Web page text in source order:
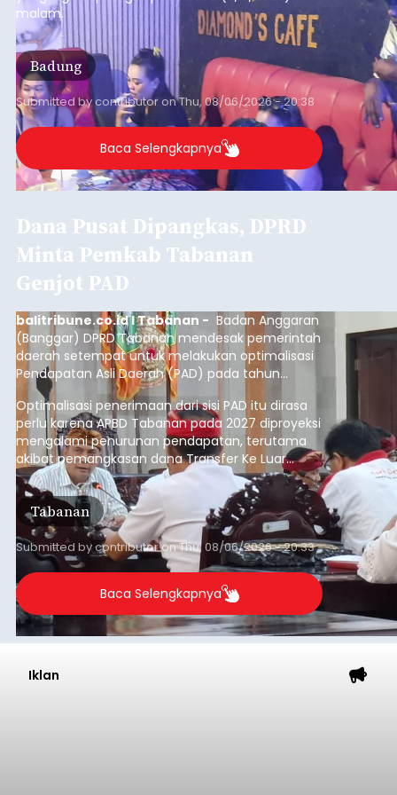
malam.
Badung
Submitted bycontributoronThu, 08/06/2026 - 20:38
Baca Selengkapnya
Dana Pusat Dipangkas, DPRD
Minta Pemkab Tabanan
Genjot PAD
balitribune.co.id I Tabanan - Badan Anggaran
(Banggar) DPRD Tabanan mendesak pemerintah
daerah setempat untuk melakukan optimalisasi
Pendapatan Asli Daerah (PAD) pada tahun
anggaran 2027.
Optimalisasi penerimaan dari sisi PAD itu dirasa
perlu karena APBD Tabanan pada 2027 diproyeksi
mengalami penurunan pendapatan, terutama
akibat pemangkasan dana Transfer Ke Luar
Daerah (TKD) dari pemerintah pusat.
Tabanan
Submitted bycontributoronThu, 08/06/2026 - 20:33
Baca Selengkapnya
Iklan